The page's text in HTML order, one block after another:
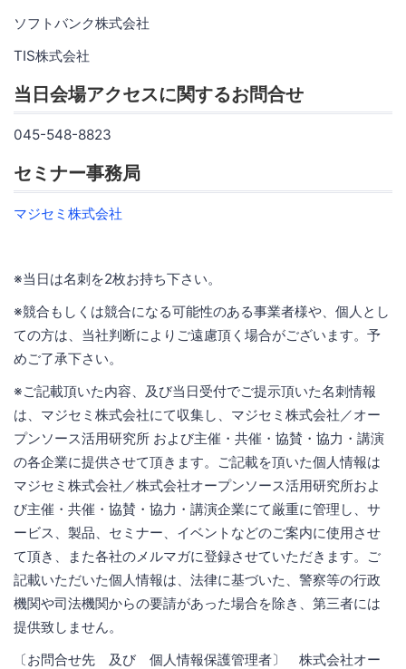
ソフトバンク株式会社
TIS株式会社
当日会場アクセスに関するお問合せ
045-548-8823
セミナー事務局
マジセミ株式会社
※当日は名刺を2枚お持ち下さい。
※競合もしくは競合になる可能性のある事業者様や、個人とし
ての方は、当社判断によりご遠慮頂く場合がございます。予
めご了承下さい。
※ご記載頂いた内容、及び当日受付でご提示頂いた名刺情報
は、マジセミ株式会社にて収集し、マジセミ株式会社／オー
プンソース活用研究所 および主催・共催・協賛・協力・講演
の各企業に提供させて頂きます。ご記載を頂いた個人情報は
マジセミ株式会社／株式会社オープンソース活用研究所およ
び主催・共催・協賛・協力・講演企業にて厳重に管理し、サ
ービス、製品、セミナー、イベントなどのご案内に使用させ
て頂き、また各社のメルマガに登録させていただきます。ご
記載いただいた個人情報は、法律に基づいた、警察等の行政
機関や司法機関からの要請があった場合を除き、第三者には
提供致しません。
〔お問合せ先 及び 個人情報保護管理者〕 株式会社オー